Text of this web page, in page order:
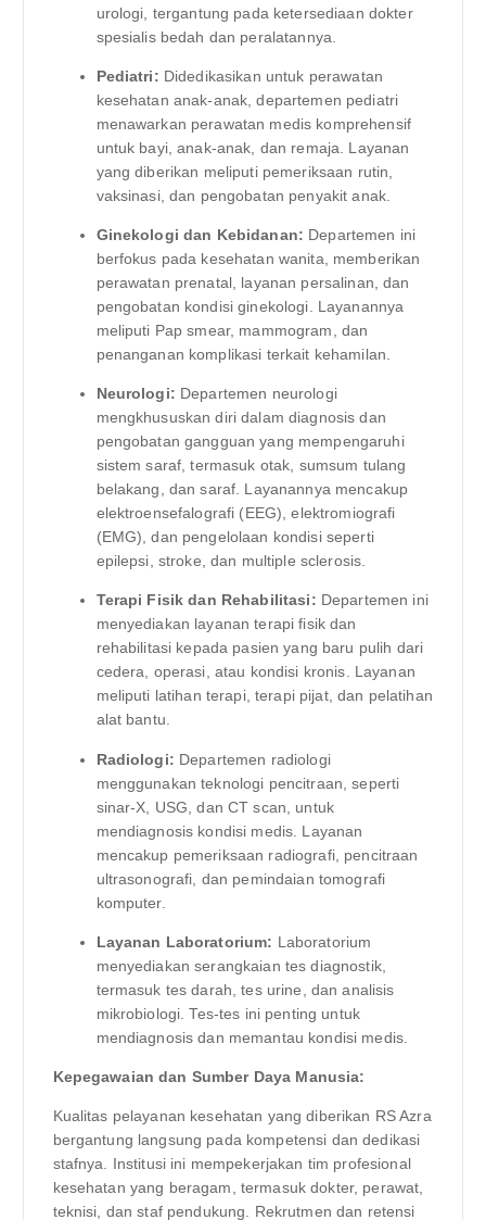
urologi, tergantung pada ketersediaan dokter
spesialis bedah dan peralatannya.
Pediatri: Didedikasikan untuk perawatan
kesehatan anak-anak, departemen pediatri
menawarkan perawatan medis komprehensif
untuk bayi, anak-anak, dan remaja. Layanan
yang diberikan meliputi pemeriksaan rutin,
vaksinasi, dan pengobatan penyakit anak.
Ginekologi dan Kebidanan: Departemen ini
berfokus pada kesehatan wanita, memberikan
perawatan prenatal, layanan persalinan, dan
pengobatan kondisi ginekologi. Layanannya
meliputi Pap smear, mammogram, dan
penanganan komplikasi terkait kehamilan.
Neurologi: Departemen neurologi
mengkhususkan diri dalam diagnosis dan
pengobatan gangguan yang mempengaruhi
sistem saraf, termasuk otak, sumsum tulang
belakang, dan saraf. Layanannya mencakup
elektroensefalografi (EEG), elektromiografi
(EMG), dan pengelolaan kondisi seperti
epilepsi, stroke, dan multiple sclerosis.
Terapi Fisik dan Rehabilitasi: Departemen ini
menyediakan layanan terapi fisik dan
rehabilitasi kepada pasien yang baru pulih dari
cedera, operasi, atau kondisi kronis. Layanan
meliputi latihan terapi, terapi pijat, dan pelatihan
alat bantu.
Radiologi: Departemen radiologi
menggunakan teknologi pencitraan, seperti
sinar-X, USG, dan CT scan, untuk
mendiagnosis kondisi medis. Layanan
mencakup pemeriksaan radiografi, pencitraan
ultrasonografi, dan pemindaian tomografi
komputer.
Layanan Laboratorium: Laboratorium
menyediakan serangkaian tes diagnostik,
termasuk tes darah, tes urine, dan analisis
mikrobiologi. Tes-tes ini penting untuk
mendiagnosis dan memantau kondisi medis.
Kepegawaian dan Sumber Daya Manusia:
Kualitas pelayanan kesehatan yang diberikan RS Azra
bergantung langsung pada kompetensi dan dedikasi
stafnya. Institusi ini mempekerjakan tim profesional
kesehatan yang beragam, termasuk dokter, perawat,
teknisi, dan staf pendukung. Rekrutmen dan retensi